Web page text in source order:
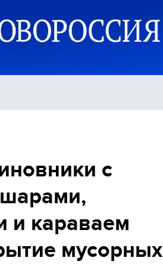
с
и караваем
мусорных